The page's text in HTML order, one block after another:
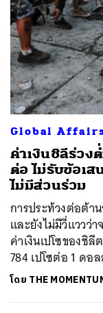
Global
ค่าเงินชิลีร่วง
ต่อ ไม่รับข้อเ
ไม่มีส่วนร่วม
การประท้วงต่อต้า
และยังไม่มีวี่แววว่
ค่าเงินเปโซของชิ
784 เปโซต่อ 1 ดอ
โดย THE
ค้นหา
SHARE